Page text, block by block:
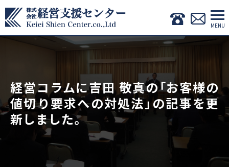
経営コラムに吉田 敬真の「お客様の
値切り要求への対処法」の記事を更
新しました。